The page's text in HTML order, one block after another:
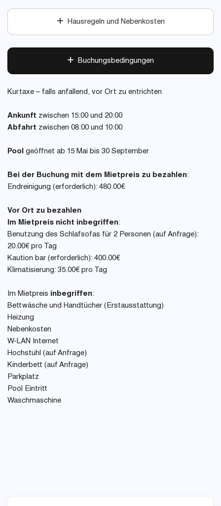
Hausregeln und Nebenkosten
Buchungsbedingungen
Kurtaxe – falls anfallend, vor Ort zu entrichten
Ankunft zwischen 15:00 und 20:00
Abfahrt zwischen 08:00 und 10:00
Pool geöffnet ab 15 Mai bis 30 September
Bei der Buchung mit dem Mietpreis zu bezahlen:
Endreinigung (erforderlich): 480.00€
Vor Ort zu bezahlen
Im Mietpreis nicht inbegriffen:
Benutzung des Schlafsofas für 2 Personen (auf Anfrage):
20.00€ pro Tag
Kaution bar (erforderlich): 400.00€
Klimatisierung: 35.00€ pro Tag
Im Mietpreis inbegriffen:
Bettwäsche und Handtücher (Erstausstattung)
Heizung
Nebenkosten
W-LAN Internet
Hochstuhl (auf Anfrage)
Kinderbett (auf Anfrage)
Parkplatz
Pool Eintritt
Waschmaschine